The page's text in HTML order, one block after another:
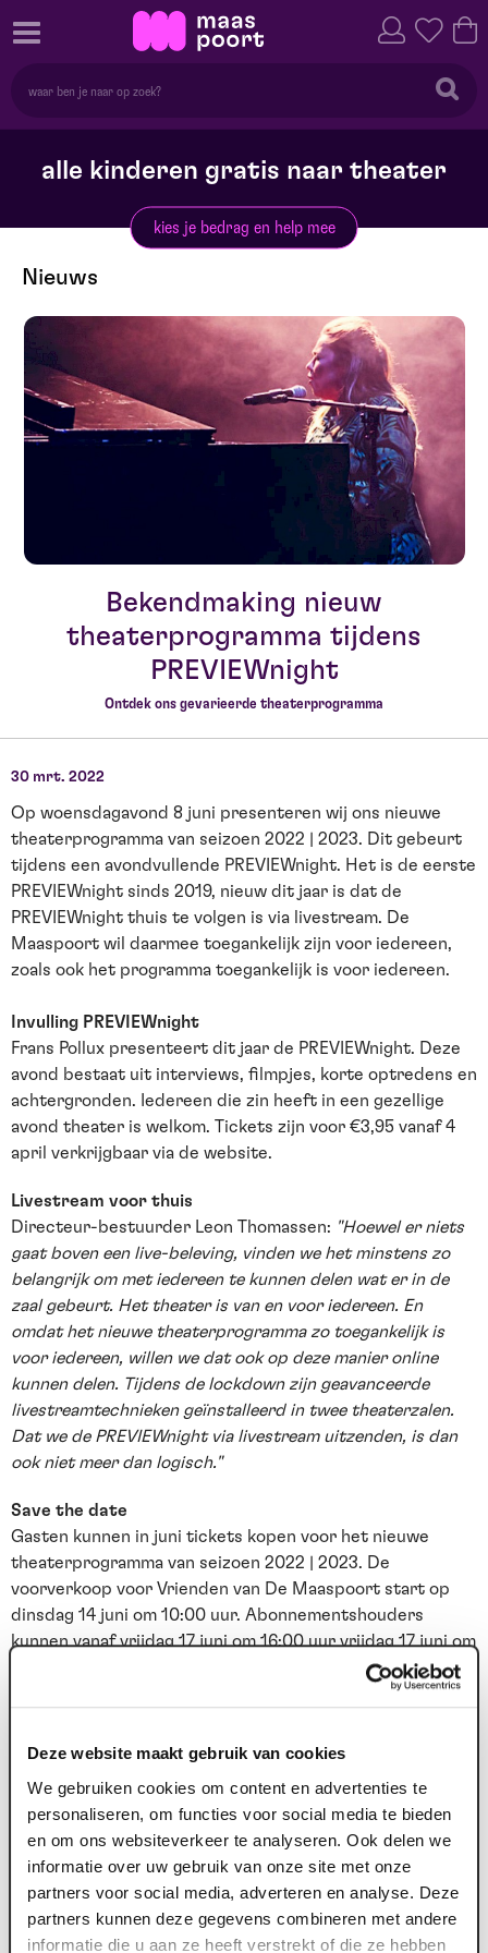
Deze website maakt gebruik van cookies
We gebruiken cookies om content en advertenties te
personaliseren, om functies voor social media te bieden
en om ons websiteverkeer te analyseren. Ook delen we
informatie over uw gebruik van onze site met onze
partners voor social media, adverteren en analyse. Deze
partners kunnen deze gegevens combineren met andere
informatie die u aan ze heeft verstrekt of die ze hebben
alle kinderen gratis naar theater
kies je bedrag en help mee
Nieuws
Bekendmaking nieuw
theaterprogramma tijdens
PREVIEWnight
Ontdek ons gevarieerde theaterprogramma
30 mrt. 2022
Op woensdagavond 8 juni presenteren wij ons nieuwe
theaterprogramma van seizoen 2022 | 2023. Dit gebeurt
tijdens een avondvullende PREVIEWnight. Het is de eerste
PREVIEWnight sinds 2019, nieuw dit jaar is dat de
PREVIEWnight thuis te volgen is via livestream. De
Maaspoort wil daarmee toegankelijk zijn voor iedereen,
zoals ook het programma toegankelijk is voor iedereen.
Invulling PREVIEWnight
Frans Pollux presenteert dit jaar de PREVIEWnight. Deze
avond bestaat uit interviews, filmpjes, korte optredens en
achtergronden. Iedereen die zin heeft in een gezellige
avond theater is welkom. Tickets zijn voor €3,95 vanaf 4
april verkrijgbaar via de website.
Livestream voor thuis
Directeur-bestuurder Leon Thomassen: "Hoewel er niets
gaat boven een live-beleving, vinden we het minstens zo
belangrijk om met iedereen te kunnen delen wat er in de
zaal gebeurt. Het theater is van en voor iedereen. En
omdat het nieuwe theaterprogramma zo toegankelijk is
voor iedereen, willen we dat ook op deze manier online
kunnen delen. Tijdens de lockdown zijn geavanceerde
livestreamtechnieken geïnstalleerd in twee theaterzalen.
Dat we de PREVIEWnight via livestream uitzenden, is dan
ook niet meer dan logisch."
Save the date
Gasten kunnen in juni tickets kopen voor het nieuwe
theaterprogramma van seizoen 2022 | 2023. De
voorverkoop voor Vrienden van De Maaspoort start op
dinsdag 14 juni om 10:00 uur. Abonnementshouders
kunnen vanaf vrijdag 17 juni om 16:00 uur vrijdag 17 juni om
16:00 uur bestellen. De vrije verkoop start dinsdag 21 juni
Nieuws archief
22 jul. 2026
Deze zomer: Maaspoort wordt